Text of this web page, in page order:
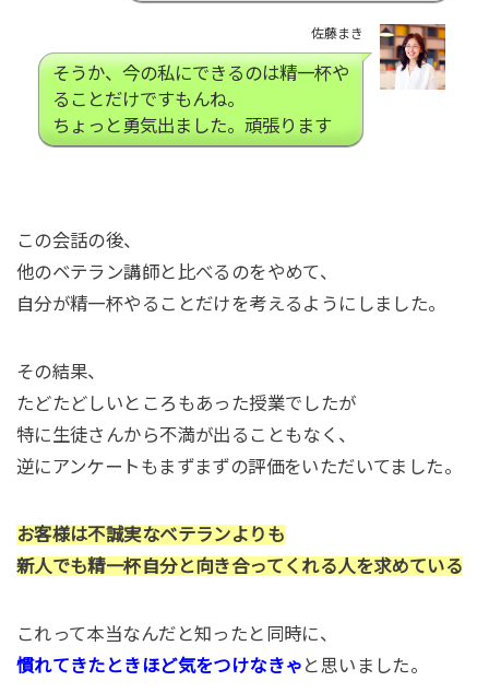
佐藤まき
そうか、今の私にできるのは精一杯や
ることだけですもんね。
ちょっと勇気出ました。頑張ります
この会話の後、
他のベテラン講師と比べるのをやめて、
自分が精一杯やることだけを考えるようにしました。
その結果、
たどたどしいところもあった授業でしたが
特に生徒さんから不満が出ることもなく、
逆にアンケートもまずまずの評価をいただいてました。
お客様は不誠実なベテランよりも
新人でも精一杯自分と向き合ってくれる人を求めている
これって本当なんだと知ったと同時に、
慣れてきたときほど気をつけなきゃ と思いました。